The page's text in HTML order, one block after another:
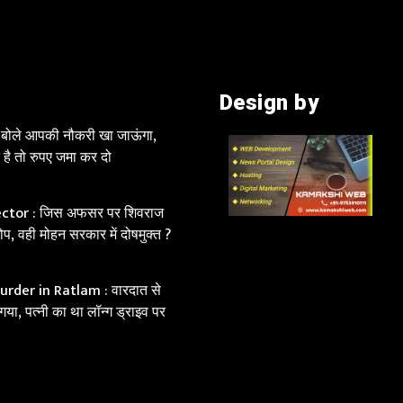
आपकी नौकरी खा जाऊंगा,
तो रुपए जमा कर दो
: जिस अफसर पर शिवराज
वही मोहन सरकार में दोषमुक्त ?
in Ratlam : वारदात से
पत्नी का था लॉन्ग ड्राइव पर
Design by